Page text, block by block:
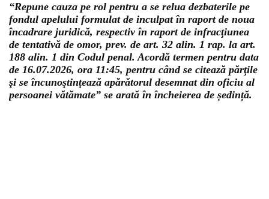
“Repune cauza pe rol pentru a se relua dezbaterile pe
fondul apelului formulat de inculpat în raport de noua
încadrare juridică, respectiv în raport de infracţiunea
de tentativă de omor, prev. de art. 32 alin. 1 rap. la art.
188 alin. 1 din Codul penal. Acordă termen pentru data
de 16.07.2026, ora 11:45, pentru când se citează părţile
şi se încunoştinţează apărătorul desemnat din oficiu al
persoanei vătămate” se arată în încheierea de ședință.